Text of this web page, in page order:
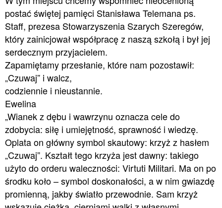
postać świętej pamięci Stanisława Telemana ps.
Staff, prezesa Stowarzyszenia Szarych Szeregów,
który zainicjował współpracę z naszą szkołą i był jej
serdecznym przyjacielem.
Zapamiętamy przesłanie, które nam pozostawił:
„Czuwaj” i walcz,
codziennie i nieustannie.
Ewelina
„Wianek z dębu i wawrzynu oznacza cele do
zdobycia: siłę i umiejętność, sprawność i wiedzę.
Oplata on główny symbol skautowy: krzyż z hasłem
„Czuwaj”. Kształt tego krzyża jest dawny: takiego
użyto do orderu waleczności: Virtuti Militari. Ma on po
środku koło – symbol doskonałości, a w nim gwiazdę
promienną, jakby światło przewodnie. Sam krzyż